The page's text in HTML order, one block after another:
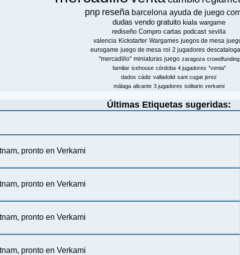
pnp reseña barcelona ayuda de juego
dudas vendo gratuito kiala wargame
rediseño Compro cartas podcast sevilla
valencia Kickstarter Wargames juegos de mesa
eurogame juego de mesa rol 2 jugadores
"mercadillo" miniaturas juego zaragoza crowdfunding
familiar icehouse córdoba 4 jugadores "venta"
dados cádiz valladolid sant cugat jerez
málaga alicante 3 jugadores solitario verkami
Últimas Etiquetas sugeridas:
pronto en Verkami
pronto en Verkami
pronto en Verkami
pronto en Verkami